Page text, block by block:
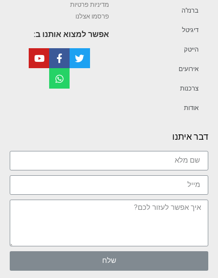
ברנז’ה
דיגיטל
הייטק
אירועים
צרכנות
אודות
מדיניות פרטיות
פרסמו אצלנו
אפשר למצוא אותנו ב:
דבר איתנו
שלח